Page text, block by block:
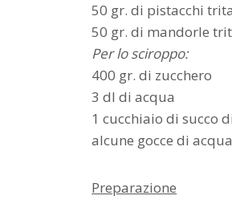
50 gr. di pistacchi
50 gr. di mandorle
Per lo sciroppo:
400 gr. di zucchero
3 dl di acqua
1 cucchiaio di succo
alcune gocce di
Preparazione